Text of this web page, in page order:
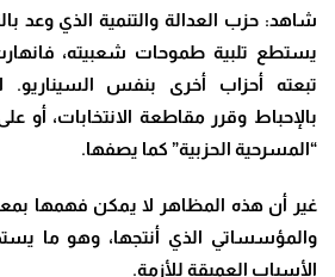
يستطع تلبية طموحات شعبيته،
تبعته أحزاب أخرى بنفس السيناريو.
بالإحباط وقرر مقاطعة الانتخابات، أو
“المسرحية الحزبية” كما يصفها.
غير أن هذه المظاهر لا يمكن فهمها
والمؤسساتي الذي أنتجها، وهو ما
الأسباب العميقة للأزمة.